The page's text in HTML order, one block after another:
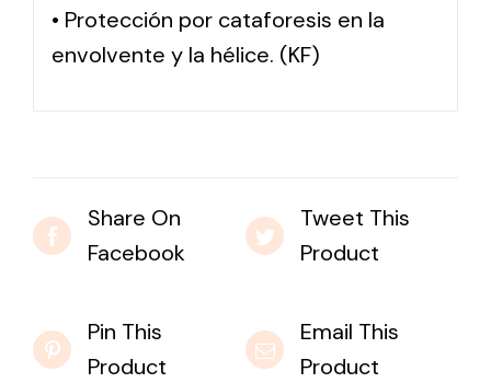
• Protección por cataforesis en la
envolvente y la hélice. (KF)
Share On
Facebook
Tweet This
Product
Pin This
Product
Email This
Product